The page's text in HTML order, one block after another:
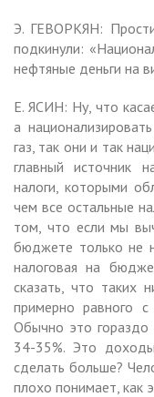
Э. ГЕВОРКЯН:
подкинули:
нефтяные деньги на
Е. ЯСИН: Ну, что
а
газ, так они и так
главный источник
налоги, которыми
чем все остальные
том, что если мы
бюджете только не
налоговая на
сказать, что таких
примерно равного
Обычно это гораздо
34-35%. Это
сделать больше?
плохо понимает, как